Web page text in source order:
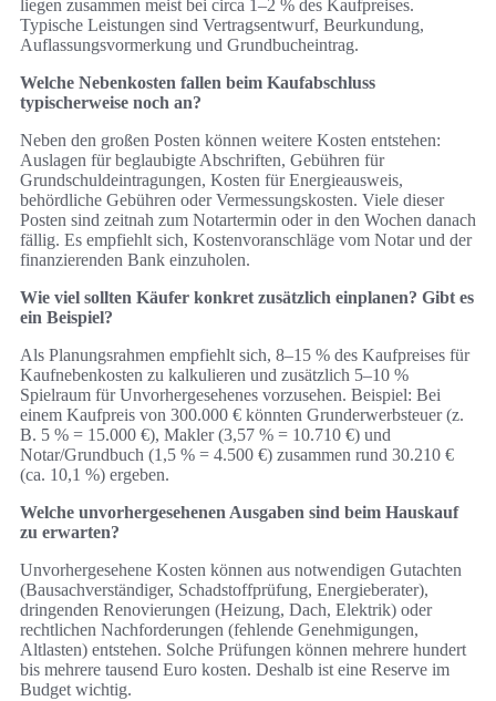
liegen zusammen meist bei circa 1–2 % des Kaufpreises.
Typische Leistungen sind Vertragsentwurf, Beurkundung,
Auflassungsvormerkung und Grundbucheintrag.
Welche Nebenkosten fallen beim Kaufabschluss
typischerweise noch an?
Neben den großen Posten können weitere Kosten entstehen:
Auslagen für beglaubigte Abschriften, Gebühren für
Grundschuldeintragungen, Kosten für Energieausweis,
behördliche Gebühren oder Vermessungskosten. Viele dieser
Posten sind zeitnah zum Notartermin oder in den Wochen danach
fällig. Es empfiehlt sich, Kostenvoranschläge vom Notar und der
finanzierenden Bank einzuholen.
Wie viel sollten Käufer konkret zusätzlich einplanen? Gibt es
ein Beispiel?
Als Planungsrahmen empfiehlt sich, 8–15 % des Kaufpreises für
Kaufnebenkosten zu kalkulieren und zusätzlich 5–10 %
Spielraum für Unvorhergesehenes vorzusehen. Beispiel: Bei
einem Kaufpreis von 300.000 € könnten Grunderwerbsteuer (z.
B. 5 % = 15.000 €), Makler (3,57 % = 10.710 €) und
Notar/Grundbuch (1,5 % = 4.500 €) zusammen rund 30.210 €
(ca. 10,1 %) ergeben.
Welche unvorhergesehenen Ausgaben sind beim Hauskauf
zu erwarten?
Unvorhergesehene Kosten können aus notwendigen Gutachten
(Bausachverständiger, Schadstoffprüfung, Energieberater),
dringenden Renovierungen (Heizung, Dach, Elektrik) oder
rechtlichen Nachforderungen (fehlende Genehmigungen,
Altlasten) entstehen. Solche Prüfungen können mehrere hundert
bis mehrere tausend Euro kosten. Deshalb ist eine Reserve im
Budget wichtig.